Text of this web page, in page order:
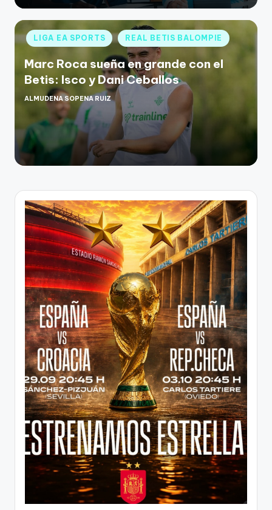
LIGA EA SPORTS REAL BETIS BALOMPIE
Marc Roca sueña en grande con el
Betis: Isco y Dani Ceballos
ALMUDENA SOPENA RUIZ